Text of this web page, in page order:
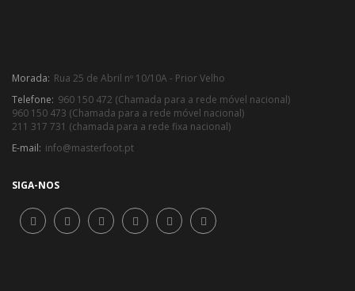
Morada: Rua 25 de Abril nº 10/10A - Prior Velho
Telefone: 960 150 472 (Chamada para a rede móvel nacional)
960 150 473 (Chamada para a rede móvel nacional)
211 317 731 (chamada para a rede fixa nacional)
E-mail: info@masterfoot.pt
SIGA-NOS